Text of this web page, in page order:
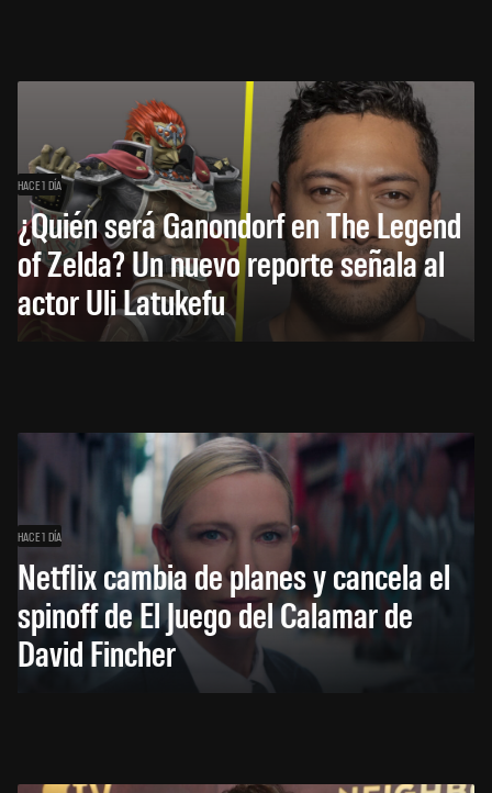
HACE 1 DÍA
¿Quién será Ganondorf en The Legend
of Zelda? Un nuevo reporte señala al
actor Uli Latukefu
HACE 1 DÍA
Netflix cambia de planes y cancela el
spinoff de El Juego del Calamar de
David Fincher